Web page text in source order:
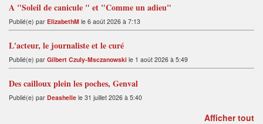
A "Soleil de canicule " et "Comme un adieu"
Publié(e) par ElizabethM le 6 août 2026 à 7:13
L'acteur, le journaliste et le curé
Publié(e) par Gilbert Czuly-Msczanowski le 1 août 2026 à 5:49
Des cailloux plein les poches, Genval
Publié(e) par Deashelle le 31 juillet 2026 à 5:40
Afficher tout